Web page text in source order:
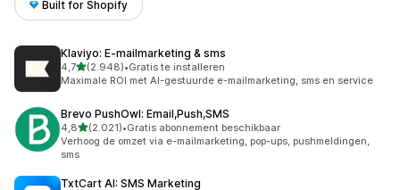
Built for Shopify
Klaviyo: E‑mailmarketing & sms
4,7van 5 sterren
(2.948)
2948 recensies in totaal
•Gratis te installeren
Maximale ROI met AI-gestuurde e-mailmarketing, sms en service
Brevo PushOwl: Email,Push,SMS
4,8van 5 sterren
(2.021)
2021 recensies in totaal
•Gratis abonnement beschikbaar
Verhoog de omzet via e-mailmarketing, pop-ups, pushmeldingen,
sms
TxtCart AI: SMS Marketing